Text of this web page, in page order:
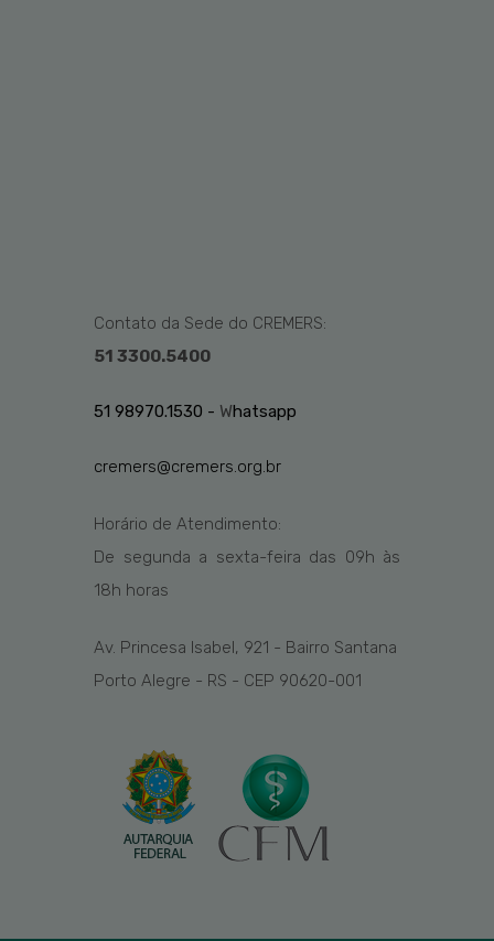
Contato da Sede do CREMERS:
51 3300.5400
51 98970.1530 - Whatsapp
cremers@cremers.org.br
Horário de Atendimento:
De segunda a sexta-feira das 09h às
18h horas
Av. Princesa Isabel, 921 - Bairro Santana
Porto Alegre - RS - CEP 90620-001